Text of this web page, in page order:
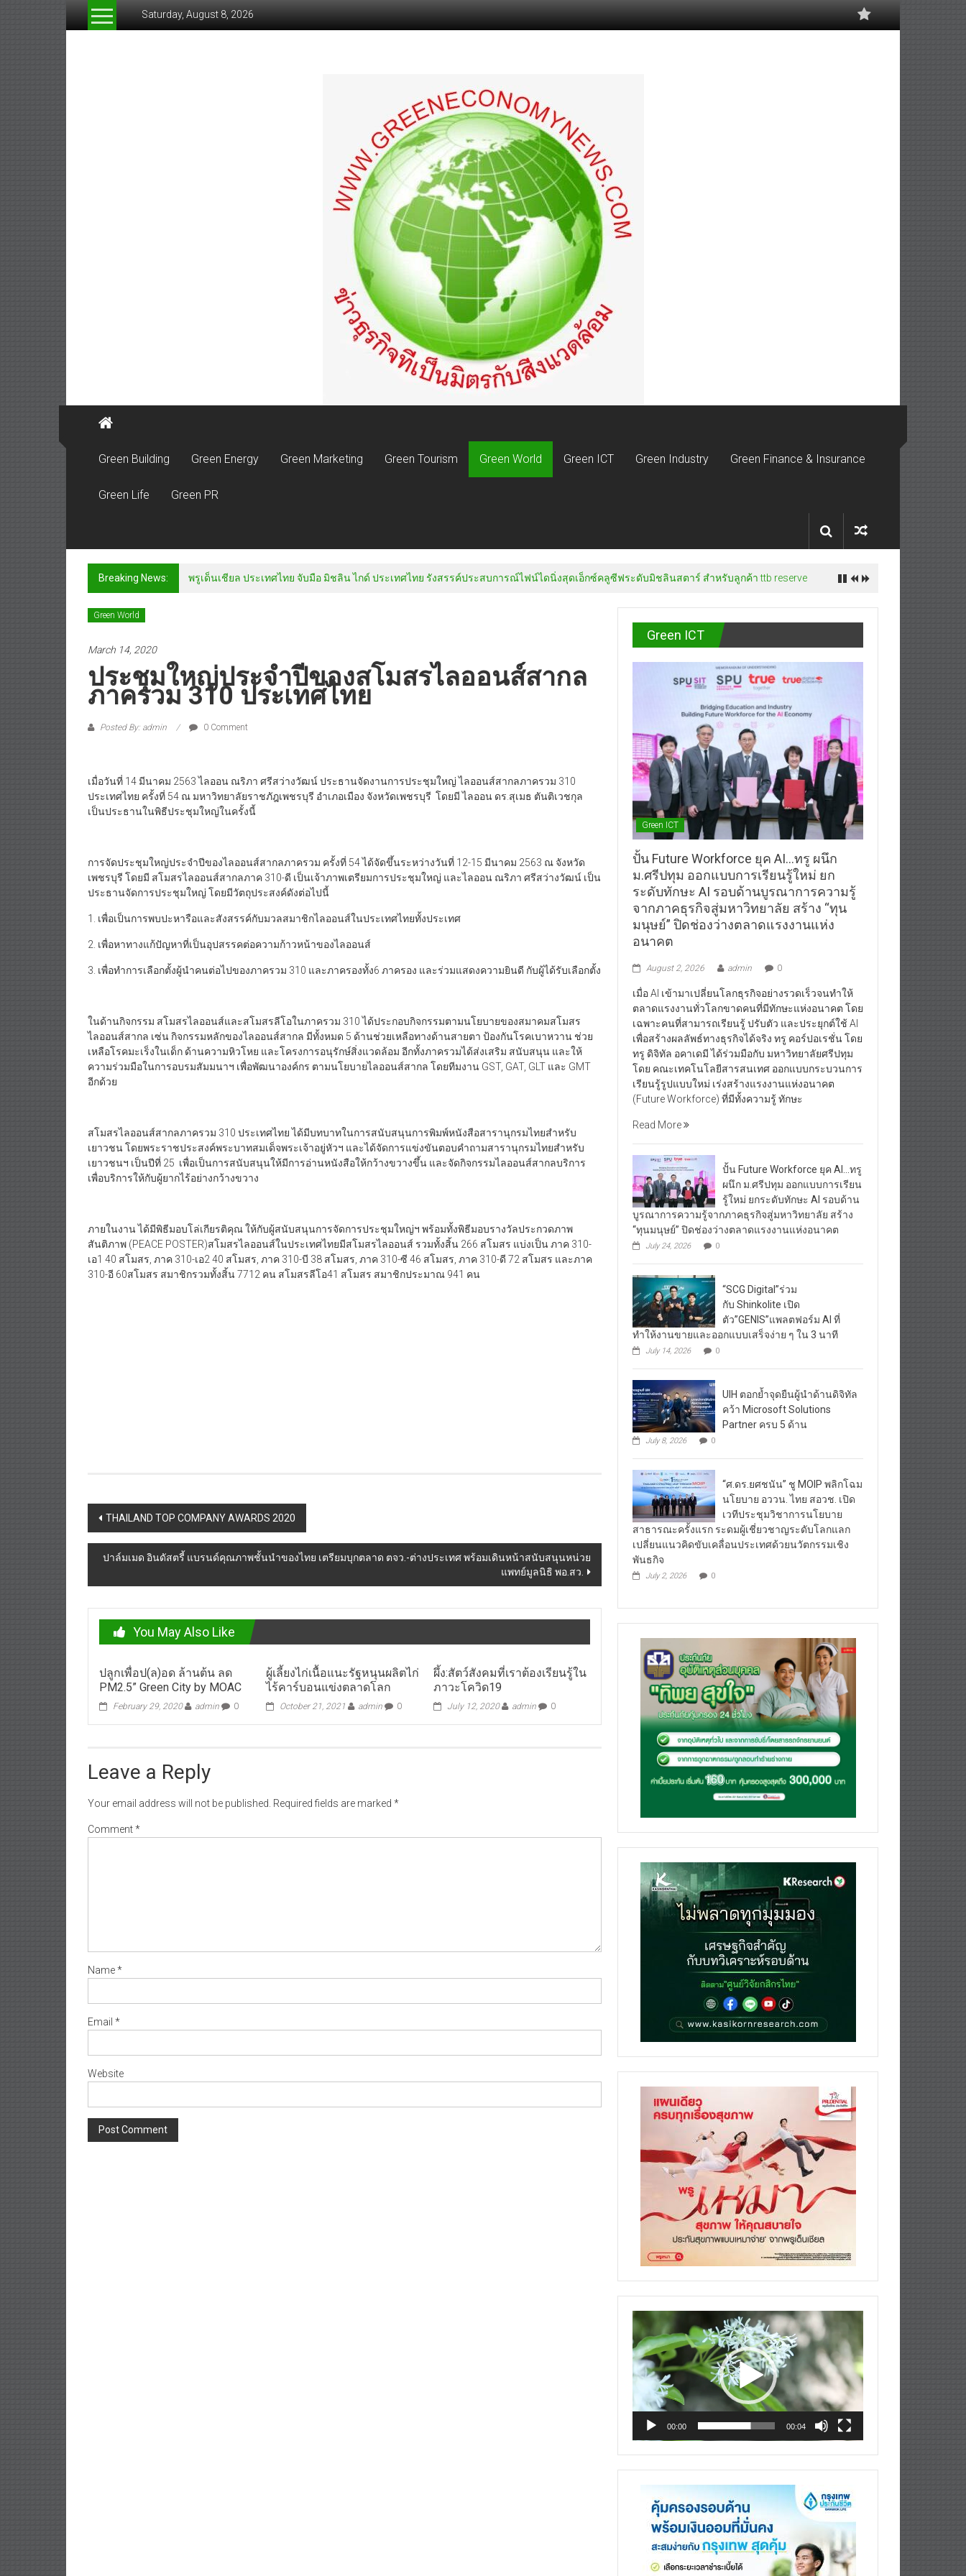
Saturday, August 8, 2026
Green Building Green Energy Green Marketing Green Tourism Green World Green ICT Green Industry Green Finance & Insurance
Green Life Green PR
Breaking News: พรูเด็นเชียล ประเทศไทย จับมือ มิชลิน ไกด์ ประเทศไทย รังสรรค์ประสบการณ์ไฟน์ไดนิ่งสุดเอ็กซ์คลูซีฟระดับมิชลินสตาร์ สำหรับลูกค้า ttb reserve
Green World
March 14, 2020
ประชุมใหญ่ประจำปีของสโมสรไลออนส์สากล
ภาครวม 310 ประเทศไทย
Posted By: admin 0 Comment
เมื่อวันที่ 14 มีนาคม 2563 ไลออน ณริภา ศรีสว่างวัฒน์ ประธานจัดงานการประชุมใหญ่ ไลออนส์สากลภาครวม 310
ประเทศไทย ครั้งที่ 54 ณ มหาวิทยาลัยราชภัฎเพชรบุรี อำเภอเมือง จังหวัดเพชรบุรี โดยมี ไลออน ดร.สุเมธ ตันติเวชกุล
เป็นประธานในพิธีประชุมใหญ่ในครั้งนี้
การจัดประชุมใหญ่ประจำปีของไลออนส์สากลภาครวม ครั้งที่ 54 ได้จัดขึ้นระหว่างวันที่ 12-15 มีนาคม 2563 ณ จังหวัด
เพชรบุรี โดยมี สโมสรไลออนส์สากลภาค 310-ดี เป็นเจ้าภาพเตรียมการประชุมใหญ่ และไลออน ณริภา ศรีสว่างวัฒน์ เป็น
ประธานจัดการประชุมใหญ่ โดยมีวัตถุประสงค์ดังต่อไปนี้
1. เพื่อเป็นการพบปะหารือและสังสรรค์กับมวลสมาชิกไลออนส์ในประเทศไทยทั้งประเทศ
2. เพื่อหาทางแก้ปัญหาที่เป็นอุปสรรคต่อความก้าวหน้าของไลออนส์
3. เพื่อทำการเลือกตั้งผู้นำคนต่อไปของภาครวม 310 และภาครองทั้ง6 ภาครอง และร่วมแสดงความยินดี กับผู้ได้รับเลือกตั้ง
ในด้านกิจกรรม สโมสรไลออนส์และสโมสรลีโอในภาครวม 310 ได้ประกอบกิจกรรมตามนโยบายของสมาคมสโมสร
ไลออนส์สากล เซ่น กิจกรรมหลักของไลออนส์สากล มีทั้งหมด 5 ด้านช่วยเหลือทางด้านสายตา ป้องกันโรคเบาหวาน ช่วย
เหลือโรคมะเร็งในเด็ก ด้านความหิวโหย และโครงการอนุรักษ์สิ่งแวดล้อม อีกทั้งภาครวมได้ส่งเสริม สนับสนุน และให้
ความร่วมมือในการอบรมสัมมนาฯ เพื่อพัฒนาองค์กร ตามนโยบายไลออนส์สากล โดยทีมงาน GST, GAT, GLT และ GMT
อีกด้วย
สโมสรไลออนส์สากลภาครวม 310 ประเทศไทย ได้มีบทบาทในการสนับสนุนการพิมพ์หนังสือสารานุกรมไทยสำหรับ
เยาวชน โดยพระราชประสงค์พระบาทสมเด็จพระเจ้าอยู่หัวฯ และได้จัดการแข่งขันตอบคำถามสารานุกรมไทยสำหรับ
เยาวชนฯ เป็นปีที่ 25 เพื่อเป็นการสนับสนุนให้มีการอ่านหนังสือให้กว้างขวางขึ้น และจัดกิจกรรมไลออนส์สากลบริการ
เพื่อบริการให้กับผู้ยากไร้อย่างกว้างขวาง
ภายในงาน ได้มีพิธีมอบโล่เกียรติคุณ ให้กับผู้สนับสนุนการจัดการประชุมใหญ่ฯ พร้อมทั้งพิธีมอบรางวัลประกวดภาพ
สันติภาพ (PEACE POSTER)สโมสรไลออนส์ในประเทศไทยมีสโมสรไลออนส์ รวมทั้งสิ้น 266 สโมสร แบ่งเป็น ภาค 310-
เอ1 40 สโมสร, ภาค 310-เอ2 40 สโมสร, ภาค 310-บี 38 สโมสร, ภาค 310-ซี 46 สโมสร, ภาค 310-ดี 72 สโมสร และภาค
310-อี 60สโมสร สมาชิกรวมทั้งสิ้น 7712 คน สโมสรลีโอ41 สโมสร สมาชิกประมาณ 941 คน
Post
navigation
THAILAND TOP COMPANY AWARDS 2020
ปาล์มเมด อินดัสตรี้ แบรนด์คุณภาพชั้นนำของไทย เตรียมบุกตลาด ตจว.-ต่างประเทศ พร้อมเดินหน้าสนับสนุนหน่วย
แพทย์มูลนิธิ พอ.สว.
You May Also Like
ปลูกเพื่อป(ล)อด ล้านต้น ลด
PM2.5” Green City by MOAC
February 29, 2020 admin 0
ผู้เลี้ยงไก่เนื้อแนะรัฐหนุนผลิตไก่
ไร้คาร์บอนแข่งตลาดโลก
October 21, 2021 admin 0
ผึ้ง:สัตว์สังคมที่เราต้องเรียนรู้ใน
ภาวะโควิด19
July 12, 2020 admin 0
Leave a Reply
Your email address will not be published. Required fields are marked *
Comment*
Name*
Email *
Website
Green ICT
Green ICT
ปั้น Future Workforce ยุค AI…ทรู ผนึก
ม.ศรีปทุม ออกแบบการเรียนรู้ใหม่ ยก
ระดับทักษะ AI รอบด้านบูรณาการความรู้
จากภาคธุรกิจสู่มหาวิทยาลัย สร้าง “ทุน
มนุษย์” ปิดช่องว่างตลาดแรงงานแห่ง
อนาคต
August 2, 2026 admin 0
เมื่อ AI เข้ามาเปลี่ยนโลกธุรกิจอย่างรวดเร็วจนทำให้
ตลาดแรงงานทั่วโลกขาดคนที่มีทักษะแห่งอนาคต โดย
เฉพาะคนที่สามารถเรียนรู้ ปรับตัว และประยุกต์ใช้ AI
เพื่อสร้างผลลัพธ์ทางธุรกิจได้จริง ทรู คอร์ปอเรชั่น โดย
ทรู ดิจิทัล อคาเดมี ได้ร่วมมือกับ มหาวิทยาลัยศรีปทุม
โดย คณะเทคโนโลยีสารสนเทศ ออกแบบกระบวนการ
เรียนรู้รูปแบบใหม่ เร่งสร้างแรงงานแห่งอนาคต
(Future Workforce) ที่มีทั้งความรู้ ทักษะ
Read More
ปั้น Future Workforce ยุค AI…ทรู
ผนึก ม.ศรีปทุม ออกแบบการเรียน
รู้ใหม่ ยกระดับทักษะ AI รอบด้าน
บูรณาการความรู้จากภาคธุรกิจสู่มหาวิทยาลัย สร้าง
“ทุนมนุษย์” ปิดช่องว่างตลาดแรงงานแห่งอนาคต
July 24, 2026 0
“SCG Digital”ร่วม
กับ Shinkolite เปิด
ตัว”GENIS”แพลตฟอร์ม AI ที่
ทำให้งานขายและออกแบบเสร็จง่าย ๆ ใน 3 นาที
July 14, 2026 0
UIH ตอกย้ำจุดยืนผู้นำด้านดิจิทัล
คว้า Microsoft Solutions
Partner ครบ 5 ด้าน
July 8, 2026 0
“ศ.ดร.ยศชนัน” ชู MOIP พลิกโฉม
นโยบาย อววน. ไทย สอวช. เปิด
เวทีประชุมวิชาการนโยบาย
สาธารณะครั้งแรก ระดมผู้เชี่ยวชาญระดับโลกแลก
เปลี่ยนแนวคิดขับเคลื่อนประเทศด้วยนวัตกรรมเชิง
พันธกิจ
July 2, 2026 0
Video
Player
00:00 00:04